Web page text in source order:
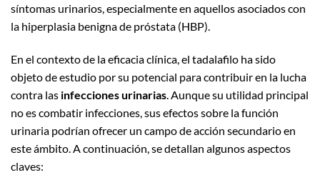
síntomas urinarios, especialmente en aquellos asociados con
la hiperplasia benigna de próstata (HBP).
En el contexto de la eficacia clínica, el tadalafilo ha sido
objeto de estudio por su potencial para contribuir en la lucha
contra las infecciones urinarias . Aunque su utilidad principal
no es combatir infecciones, sus efectos sobre la función
urinaria podrían ofrecer un campo de acción secundario en
este ámbito. A continuación, se detallan algunos aspectos
claves: